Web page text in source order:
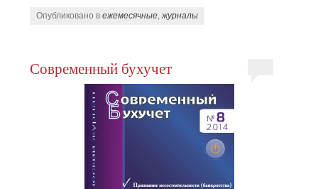
Опубликовано вежемесячные,журналы
Современный бухучет